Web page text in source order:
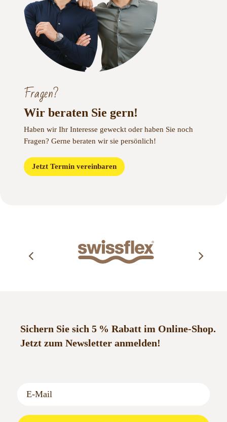
Fragen?
Wir beraten Sie gern!
Haben wir Ihr Interesse geweckt oder haben Sie noch
Fragen? Gerne beraten wir sie persönlich!
Jetzt Termin vereinbaren
Sichern Sie sich 5 % Rabatt im Online-Shop.
Jetzt zum Newsletter anmelden!